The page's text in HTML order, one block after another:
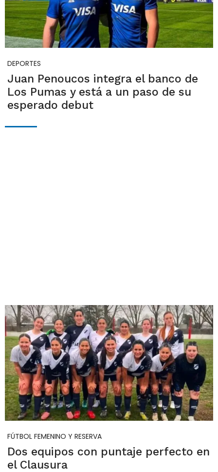
DEPORTES
Juan Penoucos integra el banco de
Los Pumas y está a un paso de su
esperado debut
FÚTBOL FEMENINO Y RESERVA
Dos equipos con puntaje perfecto en
el Clausura